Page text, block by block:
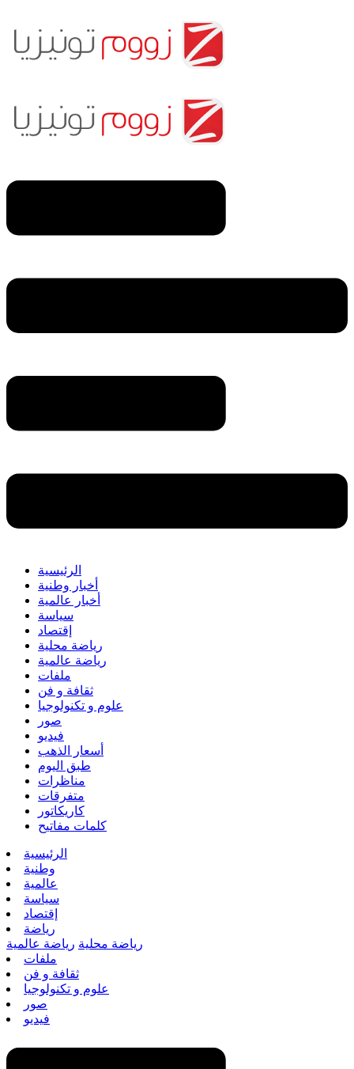
الرئيسية
أخبار وطنية
أخبار عالمية
سياسة
إقتصاد
رياضة محلية
رياضة عالمية
ملفات
ثقافة و فن
علوم و تكنولوجيا
صور
فيديو
أسعار الذهب
طبق اليوم
مناظرات
متفرقات
كاريكاتور
كلمات مفاتيح
الرئيسية
وطنية
عالمية
سياسة
إقتصاد
رياضة
رياضة محلية رياضة عالمية
ملفات
ثقافة و فن
علوم و تكنولوجيا
صور
فيديو